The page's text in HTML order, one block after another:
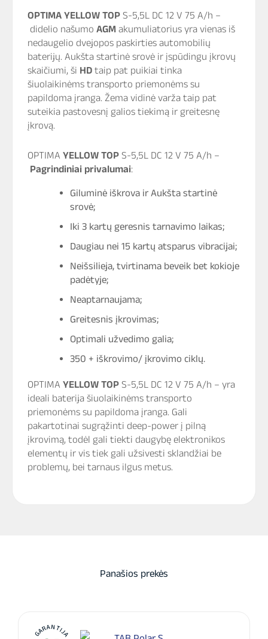
OPTIMA YELLOW TOP S-5,5L DC 12 V 75 A/h –
didelio našumo AGM akumuliatorius yra vienas iš
nedaugelio dvejopos paskirties automobilių
baterijų. Aukšta startinė srovė ir įspūdingu įkrovų
skaičiumi, ši HD taip pat puikiai tinka
šiuolaikinėms transporto priemonėms su
papildoma įranga. Žema vidinė varža taip pat
suteikia pastovesnį galios tiekimą ir greitesnę
įkrovą.
OPTIMA YELLOW TOP S-5,5L DC 12 V 75 A/h –
Pagrindiniai privalumai:
Giluminė iškrova ir Aukšta startinė
srovė;
Iki 3 kartų geresnis tarnavimo laikas;
Daugiau nei 15 kartų atsparus vibracijai;
Neišsilieja, tvirtinama beveik bet kokioje
padėtyje;
Neaptarnaujama;
Greitesnis įkrovimas;
Optimali užvedimo galia;
350 + iškrovimo/ įkrovimo ciklų.
OPTIMA YELLOW TOP S-5,5L DC 12 V 75 A/h – yra
ideali baterija šiuolaikinėms transporto
priemonėms su papildoma įranga. Gali
pakartotinai sugrąžinti deep-power į pilną
įkrovimą, todėl gali tiekti daugybę elektronikos
elementų ir vis tiek gali užsivesti sklandžiai be
problemų, bei tarnaus ilgus metus.
Panašios prekės
GARANTIJA